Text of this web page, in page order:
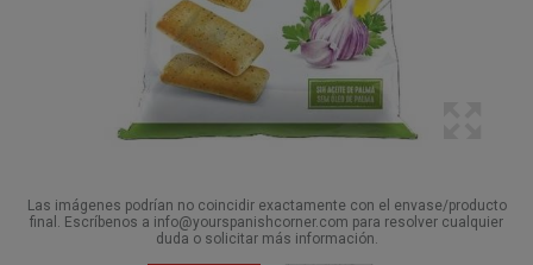
Las imágenes podrían no coincidir exactamente con el envase/producto
final. Escríbenos a info@yourspanishcorner.com para resolver cualquier
duda o solicitar más información.